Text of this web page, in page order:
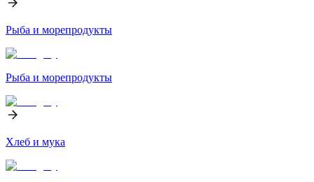
Рыба и морепродукты
Рыба и морепродукты
Хлеб и мука